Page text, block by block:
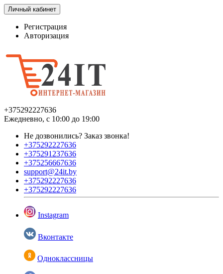
Личный кабинет
Регистрация
Авторизация
+375292227636
Ежедневно, с 10:00 до 19:00
Не дозвонились? Заказ звонка!
+375292227636
+375291237636
+375256667636
support@24it.by
+375292227636
+375292227636
Instagram
Вконтакте
Одноклассницы